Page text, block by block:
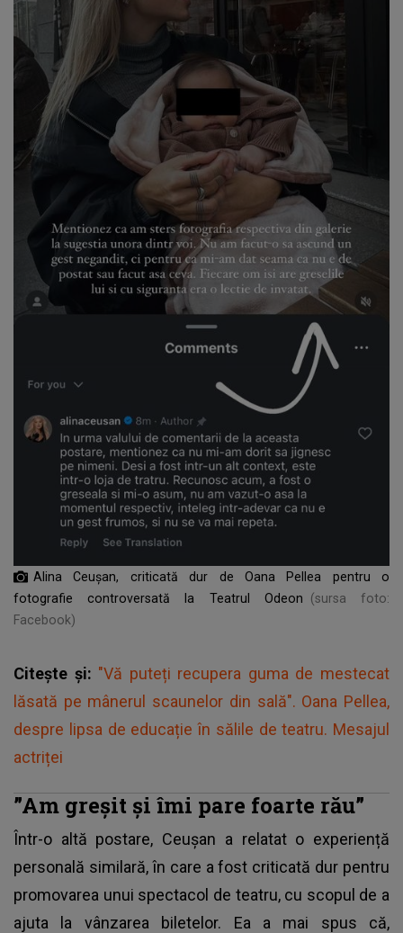
Alina Ceușan, criticată dur de Oana Pellea pentru o
fotografie controversată la Teatrul Odeon
(sursa foto:
Facebook)
Citește și: "Vă puteți recupera guma de mestecat
lăsată pe mânerul scaunelor din sală". Oana Pellea,
despre lipsa de educație în sălile de teatru. Mesajul
actriței
”Am greșit și îmi pare foarte rău”
Într-o altă postare, Ceușan a relatat o experiență
personală similară, în care a fost criticată dur pentru
promovarea unui spectacol de teatru, cu scopul de a
ajuta la vânzarea biletelor. Ea a mai spus că,